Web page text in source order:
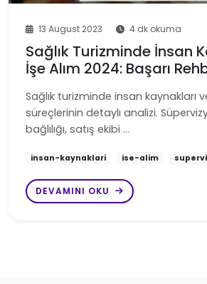
13 August 2023 4 dk okuma
Sağlık Turizminde İnsan
İşe Alım 2024: Başarı
Sağlık turizminde insan kaynakları
süreçlerinin detaylı analizi.
bağlılığı, satış ekibi …
insan-kaynaklari ise-alim
DEVAMINI OKU